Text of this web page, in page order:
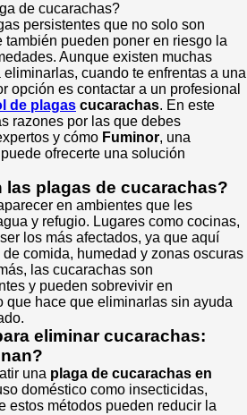
de cucarachas?
persistentes que no solo son
pueden poner en riesgo la
Aunque existen muchas
cuando te enfrentas a una
opción es contactar a un profesional
de plagas cucarachas. En este
razones por las que debes
y cómo Fuminor, una
ofrecerte una solución
las plagas de cucarachas?
en ambientes que les
y refugio. Lugares como cocinas,
los más afectados, ya que aquí
comida, humedad y zonas oscuras
las cucarachas son
y pueden sobrevivir en
que hace que eliminarlas sin ayuda
eliminar cucarachas:
una plaga de cucarachas en
doméstico como insecticidas,
estos métodos pueden reducir la